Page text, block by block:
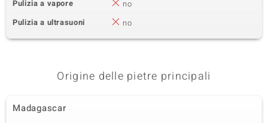
Pulizia a vapore
no
Pulizia a ultrasuoni
no
Origine delle pietre principali
Madagascar